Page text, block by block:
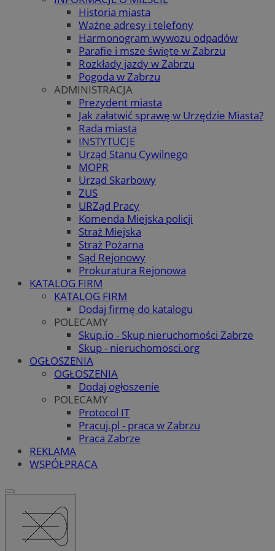
Historia miasta
Ważne adresy i telefony
Harmonogram wywozu odpadów
Parafie i msze święte w Zabrzu
Rozkłady jazdy w Zabrzu
Pogoda w Zabrzu
ADMINISTRACJA
Prezydent miasta
Jak załatwić sprawę w Urzędzie Miasta?
Rada miasta
INSTYTUCJE
Urząd Stanu Cywilnego
MOPR
Urząd Skarbowy
ZUS
URZąd Pracy
Komenda Miejska policji
Straż Miejska
Straż Pożarna
Sąd Rejonowy
Prokuratura Rejonowa
KATALOG FIRM
KATALOG FIRM
Dodaj firmę do katalogu
POLECAMY
Skup.io - Skup nieruchomości Zabrze
Skup - nieruchomosci.org
OGŁOSZENIA
OGŁOSZENIA
Dodaj ogłoszenie
POLECAMY
Protocol IT
Pracuj.pl - praca w Zabrzu
Praca Zabrze
REKLAMA
WSPÓŁPRACA